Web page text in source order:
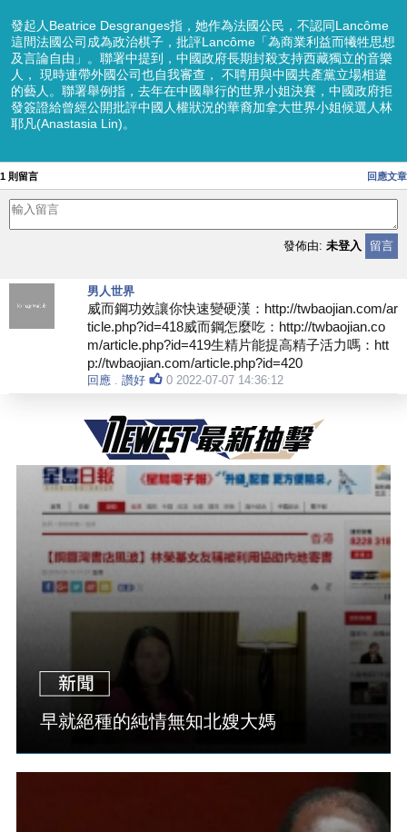
發起人Beatrice Desgranges指，她作為法國公民，不認同Lancôme
這間法國公司成為政治棋子，批評Lancôme「為商業利益而犧牲思想
及言論自由」。 聯署中提到 ， 中國政府長期封殺支持西藏獨立的音樂
人， 現時連帶外國公司也自我審查， 不聘用與中國共產黨立場相違
的藝人。 聯署舉例指 ， 去年在中國舉行的世界小姐決賽 ， 中國政府拒
發簽證給曾經公開批評中國人權狀況的華裔加拿大世界小姐候選人林
耶凡(Anastasia Lin)。
1 則留言 回應文章
發佈由: 未登入 留言
男人世界
威而鋼功效讓你快速變硬漢：http://twbaojian.com/ar
ticle.php?id=418威而鋼怎麼吃：http://twbaojian.co
m/article.php?id=419生精片能提高精子活力嗎：htt
p://twbaojian.com/article.php?id=420
回應. 讚好 0 2022-07-07 14:36:12
早就絕種的純情無知北嫂大媽